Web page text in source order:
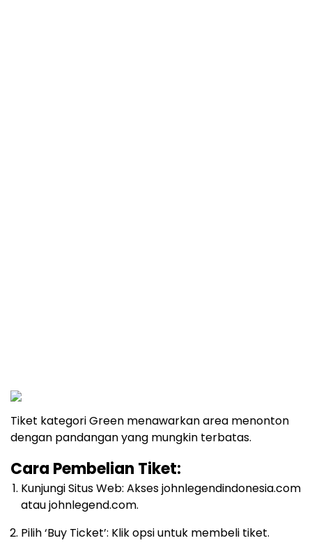
Tiket kategori Green menawarkan area menonton
dengan pandangan yang mungkin terbatas.
Cara Pembelian Tiket:
Kunjungi Situs Web: Akses johnlegendindonesia.com
atau johnlegend.com.
Pilih ‘Buy Ticket’: Klik opsi untuk membeli tiket.